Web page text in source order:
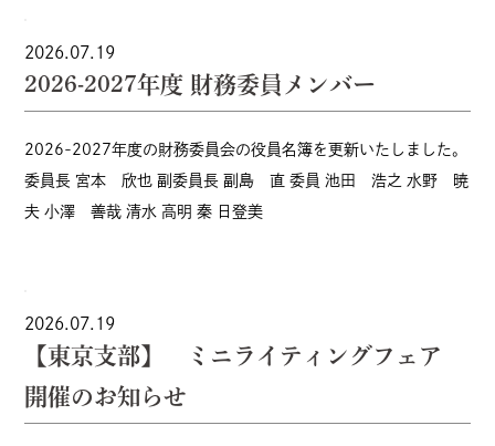
2026.07.19
2026-2027年度 財務委員メンバー
2026-2027年度の財務委員会の役員名簿を更新いたしました。
委員長 宮本 欣也 副委員長 副島 直 委員 池田 浩之 水野 暁
夫 小澤 善哉 清水 高明 秦 日登美
2026.07.19
【東京支部】 ミニライティングフェア
開催のお知らせ